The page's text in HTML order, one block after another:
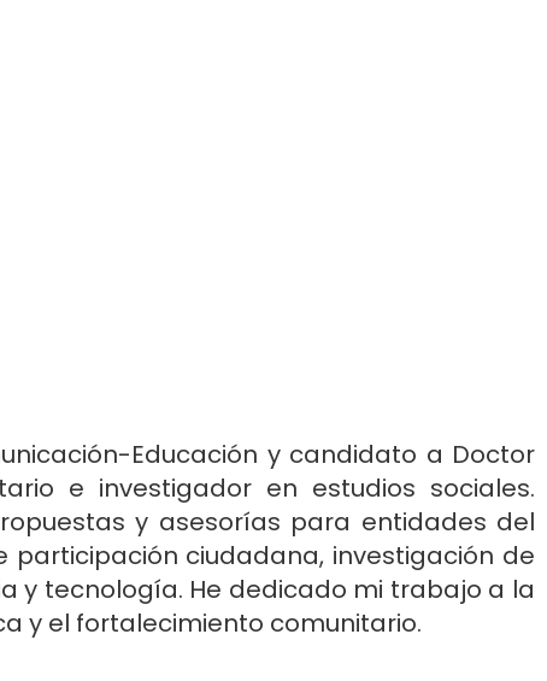
Educación y candidato a Doctor
e investigador en estudios sociales.
y asesorías para entidades del
ciudadana, investigación de
y tecnología. He dedicado mi trabajo a la
y el fortalecimiento comunitario.